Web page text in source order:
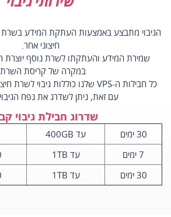
הגיבוי מתבצע באמצעות העתקת המידע
חיצוני אחר.
שמירת המידע והעתקתו לשרת נוסף יוצרת
במקרה של קריסת
עם זאת, ניתן לשדרג את נפח
שדרוג חבילת גיבוי
30 ימים עד 400GB
7 ימים
עד 1TB
30 ימים
עד 1TB